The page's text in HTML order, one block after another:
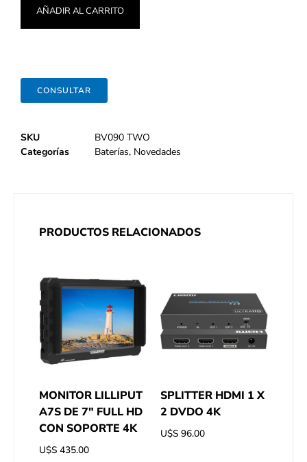
AÑADIR AL CARRITO
CONSULTAR
SKU
BV090 TWO
Categorías
Baterías, Novedades
PRODUCTOS RELACIONADOS
MONITOR LILLIPUT
A7S DE 7″ FULL HD
CON SOPORTE 4K
U$S 435.00
SPLITTER HDMI 1 X
2 DVDO 4K
U$S 96.00